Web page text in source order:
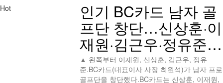
Hot
인기 BC카드 남자 골
프단 창단…신상훈·이
재원·김근우·정유준…
▲ 왼쪽부터 이재원, 신상훈, 김근우, 정유
준.BC카드(대표이사 사장 최원석)가 남자 프로
골프단을 창단했다.BC카드는 신상훈, 이재원,